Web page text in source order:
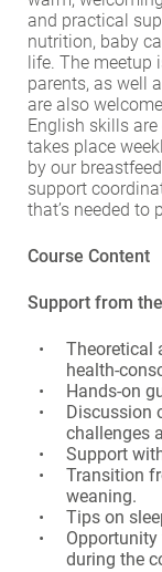
and practical
nutrition, baby
life. The
parents, as well
are also
English skills
takes place
by our
support
that’s needed to
Course Content
Support from
Theoretical
health-
Hands-on
Discussion
challenges
Support
Transition
weaning.
Tips on
during the
EXTERNE
Um Inhalte
Plattformen
diesen
YouTube